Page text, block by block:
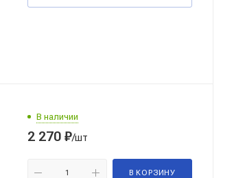
В наличии
2 270 ₽/шт
В КОРЗИНУ